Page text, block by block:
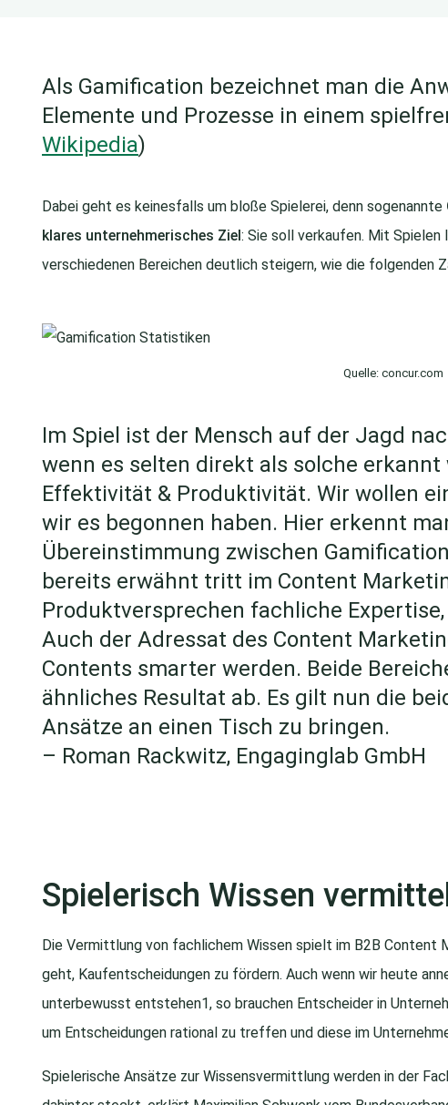
Als Gamification bezeichnet man die
Elemente und Prozesse in einem
Wikipedia)
Dabei geht es keinesfalls um bloße Spielerei, denn sogenannte
klares unternehmerisches Ziel : Sie soll verkaufen. Mit
verschiedenen Bereichen deutlich steigern, wie die folgenden
Quelle: concur.com
Im Spiel ist der Mensch auf der Jagd
wenn es selten direkt als solche erkannt
Effektivität & Produktivität. Wir wollen
wir es begonnen haben. Hier erkennt
Übereinstimmung zwischen
bereits erwähnt tritt im Content
Produktversprechen fachliche
Auch der Adressat des Content
Contents smarter werden. Beide
ähnliches Resultat ab. Es gilt nun die
Ansätze an einen Tisch zu bringen.
– Roman Rackwitz, Engaginglab GmbH
Spielerisch Wissen
Die Vermittlung von fachlichem Wissen spielt im B2B Content
geht, Kaufentscheidungen zu fördern. Auch wenn wir heute
unterbewusst entstehen1, so brauchen Entscheider in
um Entscheidungen rational zu treffen und diese im
Spielerische Ansätze zur Wissensvermittlung werden in der